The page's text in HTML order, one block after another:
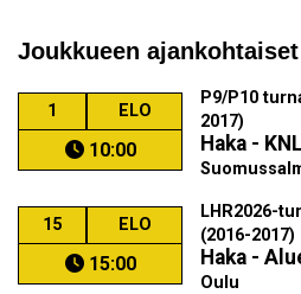
Joukkueen
1 ELO
10:00
P9/P10
2017)
Haka -
15 ELO
15:00
LHR2026-
(2016-2017)
Haka -
Oulu